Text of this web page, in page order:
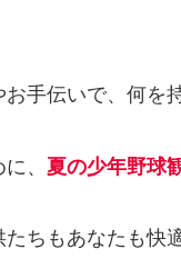
手伝いで、何を
、 夏の少年野球
ちもあなたも快